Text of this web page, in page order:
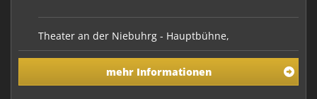
Theater an der Niebuhrg - Hauptbühne,
Vollausstattung mit Licht und Ton, aufsteigende
mehr Informationen